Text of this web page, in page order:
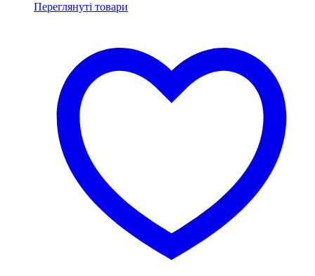
Переглянуті товари